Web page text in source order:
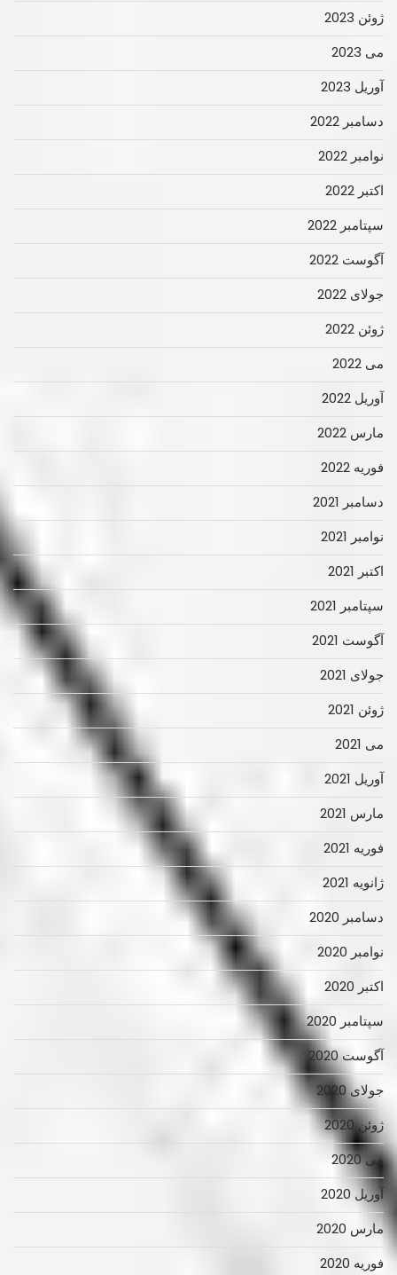
ژوئن 2023
می 2023
آوریل 2023
دسامبر 2022
نوامبر 2022
اکتبر 2022
سپتامبر 2022
آگوست 2022
جولای 2022
ژوئن 2022
می 2022
آوریل 2022
مارس 2022
فوریه 2022
دسامبر 2021
نوامبر 2021
اکتبر 2021
سپتامبر 2021
آگوست 2021
جولای 2021
ژوئن 2021
می 2021
آوریل 2021
مارس 2021
فوریه 2021
ژانویه 2021
دسامبر 2020
نوامبر 2020
اکتبر 2020
سپتامبر 2020
آگوست 2020
جولای 2020
ژوئن 2020
می 2020
آوریل 2020
مارس 2020
فوریه 2020